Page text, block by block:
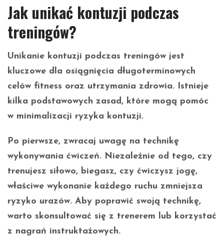
Jak unikać kontuzji podczas
treningów?
Unikanie kontuzji podczas treningów jest
kluczowe dla osiągnięcia długoterminowych
celów fitness oraz utrzymania zdrowia. Istnieje
kilka podstawowych zasad, które mogą pomóc
w minimalizacji ryzyka kontuzji.
Po pierwsze, zwracaj uwagę na technikę
wykonywania ćwiczeń. Niezależnie od tego, czy
trenujesz siłowo, biegasz, czy ćwiczysz jogę,
właściwe wykonanie każdego ruchu zmniejsza
ryzyko urazów. Aby poprawić swoją technikę,
warto skonsultować się z trenerem lub korzystać
z nagrań instruktażowych.